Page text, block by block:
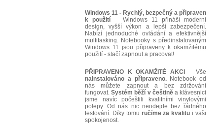
Windows 11 - Rychlý, bezpečný a připraven
k použití Windows 11 přináší moderní
design, vyšší výkon a lepší zabezpečení.
Nabízí jednoduché ovládání a efektivnější
multitasking. Notebooky s předinstalovaným
Windows 11 jsou připraveny k okamžitému
použití - stačí zapnout a pracovat!
PŘIPRAVENO K OKAMŽITÉ AKCI
Vše
nainstalováno a připraveno.Notebook od
nás můžete zapnout a bez zdržování
fungovat.Systém běží v češtiněa klávesnici
jsme navíc počeštili kvalitními vinylovými
polepy. Od nás nic neodejde bez řádného
testování. Díky tomu ručíme za kvalitu i vaši
spokojenost.